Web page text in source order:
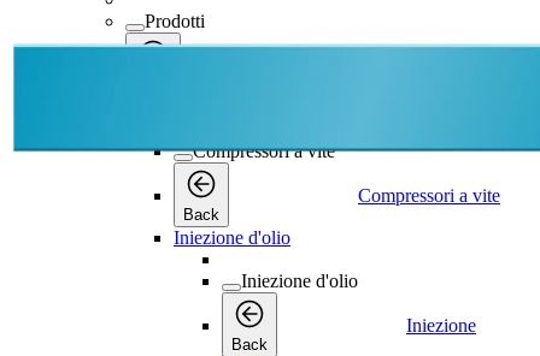
Prodotti
Compressori a vite
Back
Compressori a vite
Iniezione d'olio
Iniezione d'olio
Back
Iniezione